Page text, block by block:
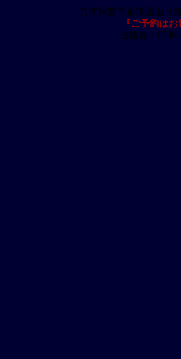
兵庫県豊岡市津居山
『ご予約は
連絡先：